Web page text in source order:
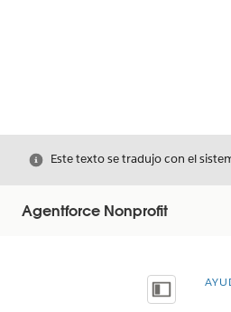
Cerrar
Este texto se tradujo con el
Agentforce Nonprofit
Mostrar